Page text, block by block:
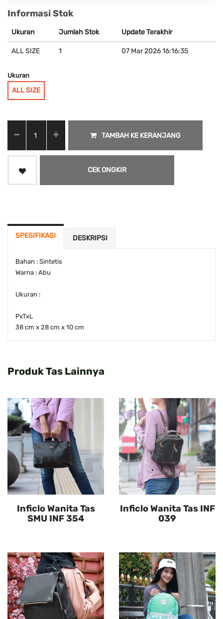
Informasi Stok
Ukuran Jumlah Stok Update Terakhir
ALL SIZE 1 07 Mar 2026 16:16:35
Ukuran
ALL SIZE
TAMBAH KE KERANJANG
CEK ONGKIR
SPESIFIKASI DESKRIPSI
Bahan : Sintetis
Warna : Abu
Ukuran :
PxTxL
38 cm x 28 cm x 10 cm
Produk Tas Lainnya
Inficlo Wanita Tas
SMU INF 354
Inficlo Wanita Tas INF
039